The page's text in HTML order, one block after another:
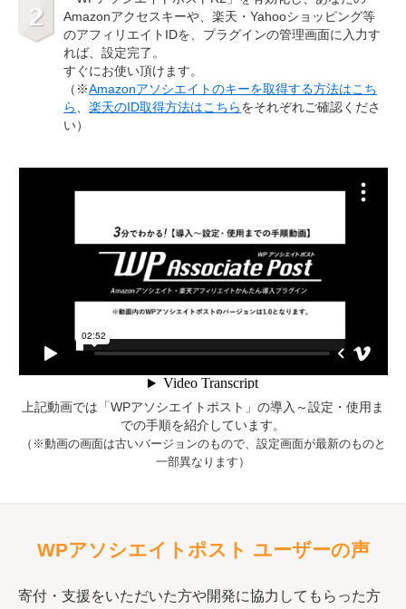
Amazonアクセスキーや、楽天・Yahooショッピング等
のアフィリエイトIDを、プラグインの管理画面に入力す
れば、設定完了。
すぐにお使い頂けます。
（※Amazonアソシエイトのキーを取得する方法はこち
ら
、楽天のID取得方法はこちらをそれぞれご確認くださ
い）
上記動画では「WPアソシエイトポスト」の導入～設定・使用ま
での手順を紹介しています。
（※動画の画面は古いバージョンのもので、設定画面が最新のものと
一部異なります）
WPアソシエイトポスト ユーザーの声
寄付・支援をいただいた方や開発に協力してもらった方